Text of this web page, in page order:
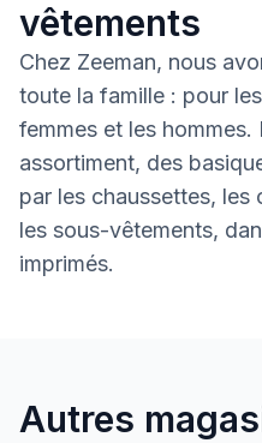
vêtements
Chez Zeeman, nous
toute la famille : pour
femmes et les
assortiment, des
par les chaussettes, les
les sous-vêtements,
imprimés.
Autres